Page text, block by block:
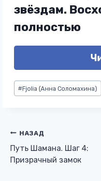
звёздам.
полностью
Метки
записи:
#Fjolia (Анна Соломахина)
Навигация
по
НАЗАД
Путь Шамана. Шаг 4:
Призрачный замок